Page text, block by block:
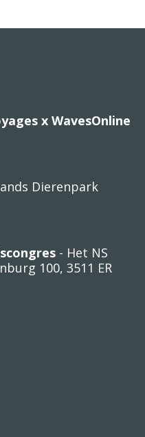
x WavesOnline
Dierenpark
- Het NS
100, 3511 ER